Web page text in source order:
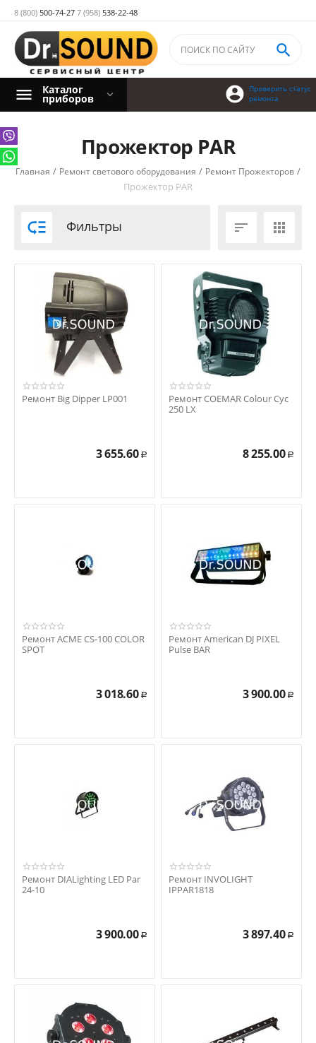
8 (800) 500-74-27 7 (958) 538-22-48
Проверить статус
ремонта


Каталог
приборов
Прожектор PAR
Главная / Ремонт светового оборудования / Ремонт Прожекторов /
Прожектор PAR
 Фильтры  
Ремонт Big Dipper LP001
3 655.60 Р
Ремонт COEMAR Colour Cyc
250 LX
8 255.00 Р
Ремонт ACME CS-100 COLOR
SPOT
3 018.60 Р
Ремонт American DJ PIXEL
Pulse BAR
3 900.00 Р
Ремонт DIALighting LED Par
24-10
3 900.00 Р
Ремонт INVOLIGHT
IPPAR1818
3 897.40 Р